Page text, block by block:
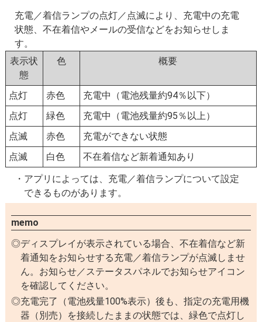
充電／着信ランプの点灯／点滅により、充電中の充電
状態、不在着信やメールの受信などをお知らせしま
す。
表示状
態
色 概要
点灯 赤色
充電中（電池残量約94％以下）
点灯
緑色
充電中（電池残量約95％以上）
点滅
赤色
充電ができない状態
点滅
白色
不在着信など新着通知あり
アプリによっては、充電／着信ランプについて設定
できるものがあります。
memo
ディスプレイが表示されている場合、不在着信など新
着通知をお知らせする充電／着信ランプが点滅しませ
ん。お知らせ／ステータスパネルでお知らせアイコン
を確認してください。
充電完了（電池残量100%表示）後も、指定の充電用機
器（別売）を接続したままの状態では、緑色で点灯し